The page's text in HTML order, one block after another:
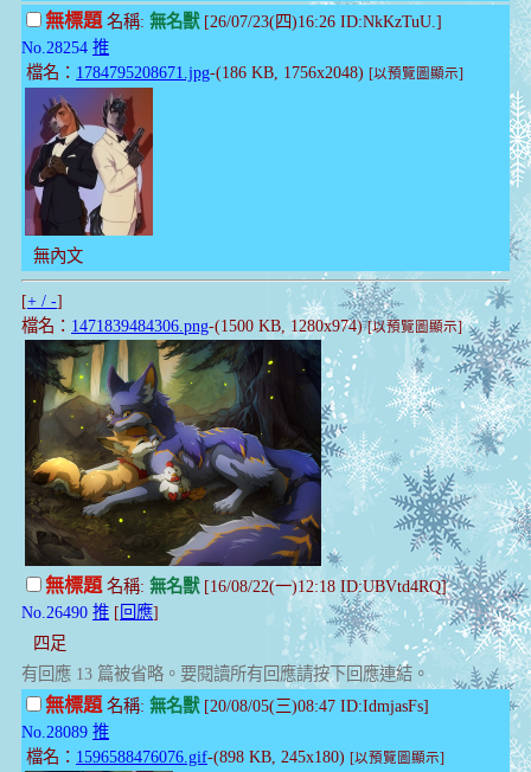
無標題名稱: 無名獸[26/07/23(四)16:26 ID:NkKzTuU.]
No.28254 推
檔名： 1784795208671.jpg-(186 KB, 1756x2048) [以預覽圖顯示]
無內文
[+ / -]
檔名： 1471839484306.png-(1500 KB, 1280x974)[以預覽圖顯示]
無標題名稱: 無名獸[16/08/22(一)12:18 ID:UBVtd4RQ]
No.26490 推 [ 回應]
四足
有回應 13 篇被省略。要閱讀所有回應請按下回應連結。
無標題名稱: 無名獸[20/08/05(三)08:47 ID:IdmjasFs]
No.28089 推
檔名： 1596588476076.gif-(898 KB, 245x180) [以預覽圖顯示]